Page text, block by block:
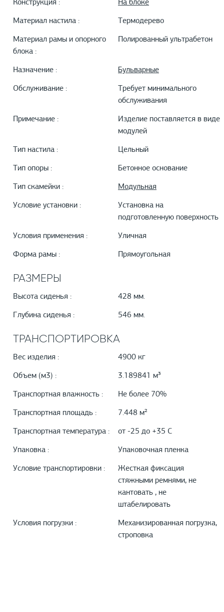
Конструкция : На блоке
Материал настила : Термодерево
Материал рамы и опорного
блока :
Полированный ультрабетон
Назначение : Бульварные
Обслуживание :
Требует минимального
обслуживания
Примечание :
Изделие поставляется в виде
модулей
Тип настила : Цельный
Тип опоры : Бетонное основание
Тип скамейки : Модульная
Условие установки :
Установка на
подготовленную поверхность
Условия применения : Уличная
Форма рамы : Прямоугольная
РАЗМЕРЫ
Высота сиденья : 428 мм.
Глубина сиденья : 546 мм.
ТРАНСПОРТИРОВКА
Вес изделия : 4900 кг
Объем (м3) : 3.189841 м³
Транспортная влажность : Не более 70%
Транспортная площадь : 7.448 м²
Транспортная температура : от -25 до +35 С
Упаковка : Упаковочная пленка
Условие транспортировки :
Жесткая фиксация
стяжными ремнями, не
кантовать , не
штабелировать
Условия погрузки :
Механизированная погрузка,
строповка